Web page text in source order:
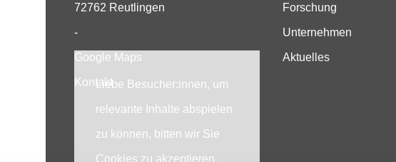
72762 Reutlingen
-
Google Maps
KontaktLiebe Besucher:innen, um
relevante Inhalte abspielen
zu können, bitten wir Sie
Cookies zu akzeptieren.
Forschung
Unternehmen
Aktuelles